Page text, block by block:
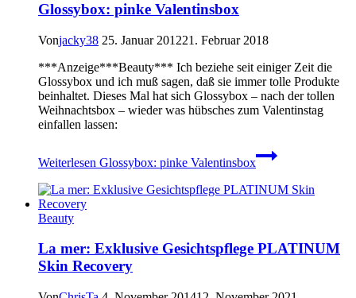
Glossybox: pinke Valentinsbox
Vonjacky38 25. Januar 201221. Februar 2018
***Anzeige***Beauty*** Ich beziehe seit einiger Zeit die
Glossybox und ich muß sagen, daß sie immer tolle Produkte
beinhaltet. Dieses Mal hat sich Glossybox – nach der tollen
Weihnachtsbox – wieder was hübsches zum Valentinstag
einfallen lassen:
Weiterlesen Glossybox: pinke Valentinsbox
Beauty
La mer: Exklusive Gesichtspflege PLATINUM
Skin Recovery